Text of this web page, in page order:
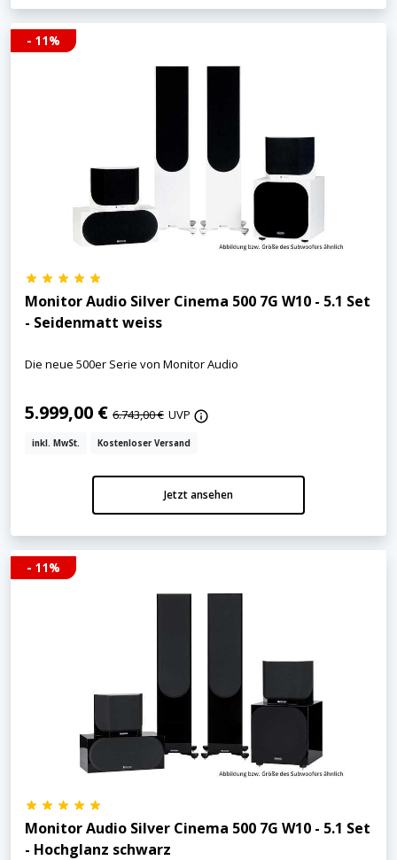
- 11%
Monitor Audio Silver Cinema 500 7G W10 - 5.1 Set
- Seidenmatt weiss
Die neue 500er Serie von Monitor Audio
5.999,00 € 6.743,00 € UVP
inkl. MwSt. Kostenloser Versand
Jetzt ansehen
- 11%
Monitor Audio Silver Cinema 500 7G W10 - 5.1 Set
- Hochglanz schwarz